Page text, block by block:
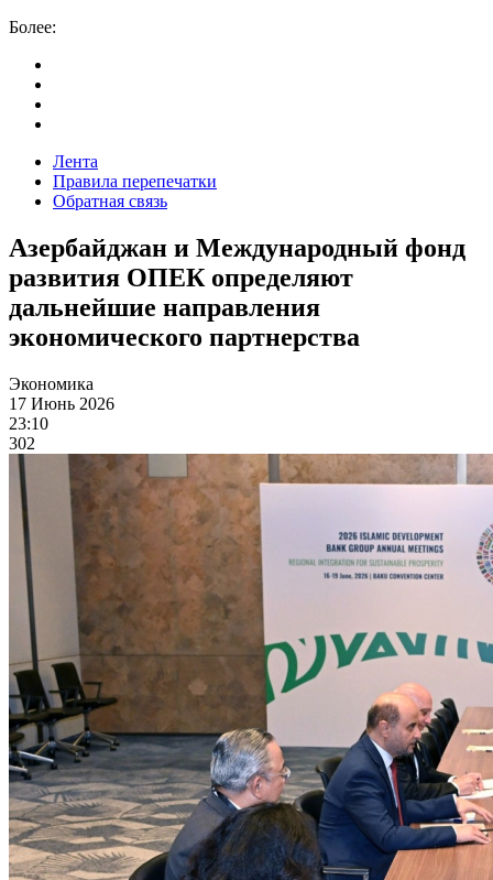
Более:
Лента
Правила перепечатки
Обратная связь
Азербайджан и Международный фонд
развития ОПЕК определяют
дальнейшие направления
экономического партнерства
Экономика
17 Июнь 2026
23:10
302